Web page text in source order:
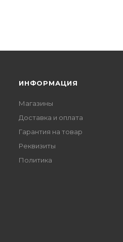
ИНФОРМАЦИЯ
Магазины
Доставка и оплата
Гарантия на товар
Реквизиты
Политика